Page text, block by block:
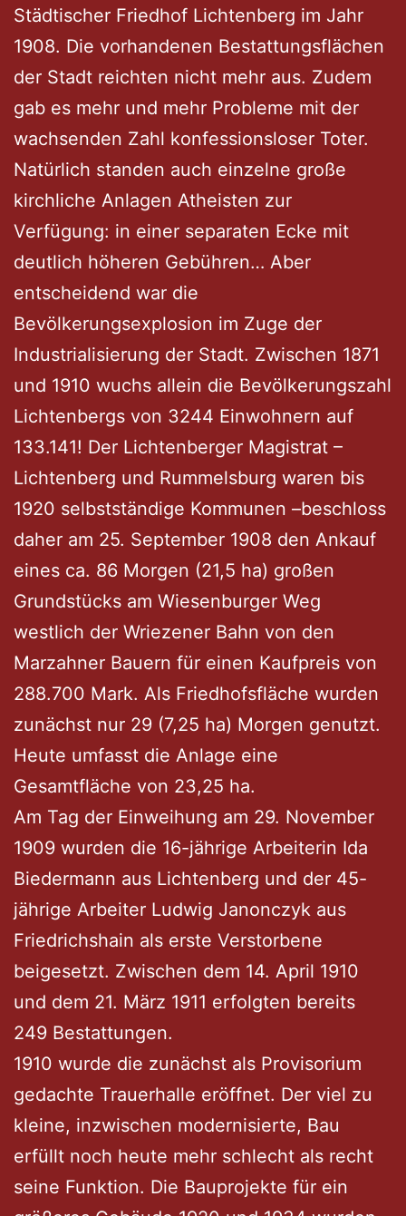
Städtischer Friedhof Lichtenberg im Jahr
1908. Die vorhandenen Bestattungsflächen
der Stadt reichten nicht mehr aus. Zudem
gab es mehr und mehr Probleme mit der
wachsenden Zahl konfessionsloser Toter.
Natürlich standen auch einzelne große
kirchliche Anlagen Atheisten zur
Verfügung: in einer separaten Ecke mit
deutlich höheren Gebühren… Aber
entscheidend war die
Bevölkerungsexplosion im Zuge der
Industrialisierung der Stadt. Zwischen 1871
und 1910 wuchs allein die Bevölkerungszahl
Lichtenbergs von 3244 Einwohnern auf
133.141! Der Lichtenberger Magistrat –
Lichtenberg und Rummelsburg waren bis
1920 selbstständige Kommunen –beschloss
daher am 25. September 1908 den Ankauf
eines ca. 86 Morgen (21,5 ha) großen
Grundstücks am Wiesenburger Weg
westlich der Wriezener Bahn von den
Marzahner Bauern für einen Kaufpreis von
288.700 Mark. Als Friedhofsfläche wurden
zunächst nur 29 (7,25 ha) Morgen genutzt.
Heute umfasst die Anlage eine
Gesamtfläche von 23,25 ha.
Am Tag der Einweihung am 29. November
1909 wurden die 16-jährige Arbeiterin Ida
Biedermann aus Lichtenberg und der 45-
jährige Arbeiter Ludwig Janonczyk aus
Friedrichshain als erste Verstorbene
beigesetzt. Zwischen dem 14. April 1910
und dem 21. März 1911 erfolgten bereits
249 Bestattungen.
1910 wurde die zunächst als Provisorium
gedachte Trauerhalle eröffnet. Der viel zu
kleine, inzwischen modernisierte, Bau
erfüllt noch heute mehr schlecht als recht
seine Funktion. Die Bauprojekte für ein